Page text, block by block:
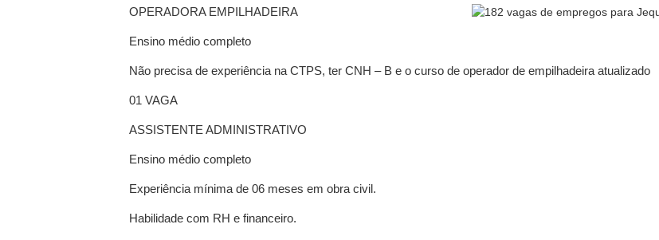
OPERADORA EMPILHADEIRA
Ensino médio completo
Não precisa de experiência na CTPS, ter CNH – B e o curso de operador de empilhadeira atualizado
01 VAGA
ASSISTENTE ADMINISTRATIVO
Ensino médio completo
Experiência mínima de 06 meses em obra civil.
Habilidade com RH e financeiro.